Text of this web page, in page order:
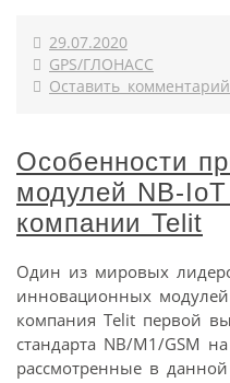
29.07.2020
GPS/ГЛОНАСС
Оставить комментарий
Особенности
модулей NB-
компании Telit
Один из мировых
инновационных модулей
компания Telit первой
стандарта NB/M1/GSM
рассмотренные в данной